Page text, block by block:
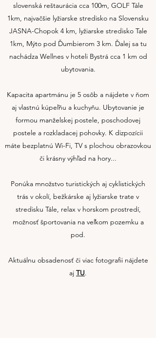
slovenská reštaurácia cca 100m, GOLF Tále
1km, najvačšie lyžiarske stredisko na Slovensku
JASNA-Chopok 4 km, lyžiarske stredisko Tale
1km, Mýto pod Ďumbierom 3 km. Ďalej sa tu
nachádza Wellnes v hoteli Bystrá cca 1 km od
ubytovania.
Kapacita apartmánu je 5 osôb a nájdete v ňom
aj vlastnú kúpeľňu a kuchyňu. Ubytovanie je
formou manželskej postele, poschodovej
postele a rozkladacej pohovky. K dizpozícii
máte bezplatnú Wi-Fi, TV s plochou obrazovkou
či krásny výhľad na hory...
Ponúka množstvo turistických aj cyklistických
trás v okolí, bežkárske aj lyžiarske trate v
stredisku Tále, relax v horskom prostredí,
možnosť športovania na veľkom pozemku a
pod.
Aktuálnu obsadenosť či viac fotografii nájdete
aj TU.